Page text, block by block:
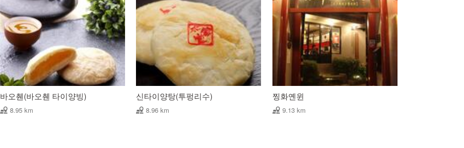
바오췐(바오췐 타이양빙)
8.95 km
신타이양탕(투펑리수)
8.96 km
찡화옌윈
9.13 km